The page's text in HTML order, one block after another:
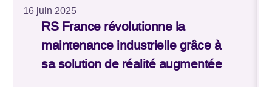
16 juin 2025
RS France révolutionne la
maintenance industrielle grâce à
sa solution de réalité augmentée